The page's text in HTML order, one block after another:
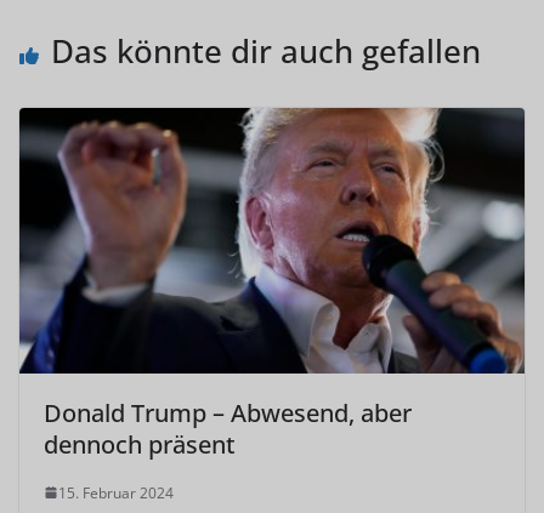
Das könnte dir auch gefallen
Donald Trump – Abwesend, aber
dennoch präsent
15. Februar 2024